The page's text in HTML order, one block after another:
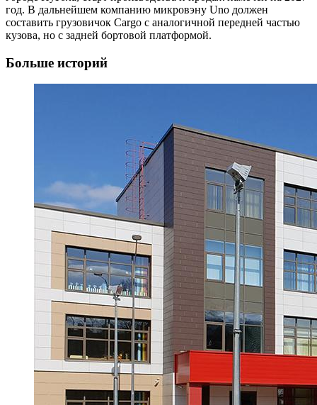
год. В дальнейшем компанию микровэну Uno должен
составить грузовичок Cargo с аналогичной передней частью
кузова, но с задней бортовой платформой.
Больше историй